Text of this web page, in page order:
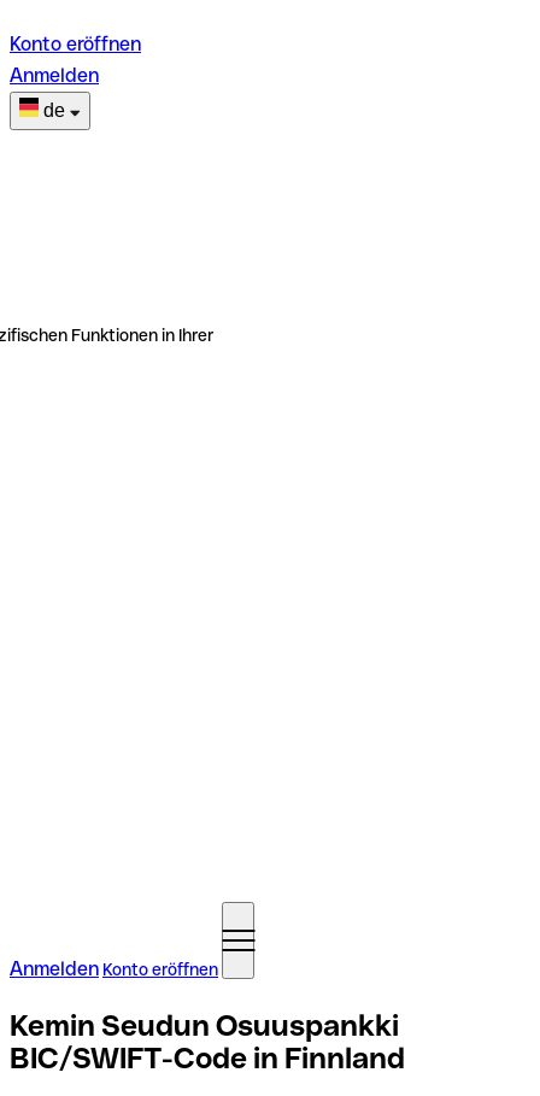
Konto eröffnen
Anmelden
de
Funktionen in Ihrer
Anmelden Konto eröffnen
Kemin Seudun Osuuspankki
BIC/SWIFT-Code in Finnland